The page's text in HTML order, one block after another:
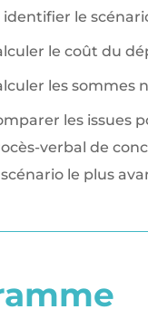
identifier le
le coût du
les sommes
les issues
verbal de
le plus